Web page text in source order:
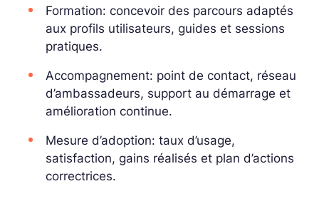
Formation: concevoir des parcours adaptés
aux profils utilisateurs, guides et sessions
pratiques.
Accompagnement: point de contact, réseau
d’ambassadeurs, support au démarrage et
amélioration continue.
Mesure d’adoption: taux d’usage,
satisfaction, gains réalisés et plan d’actions
correctrices.